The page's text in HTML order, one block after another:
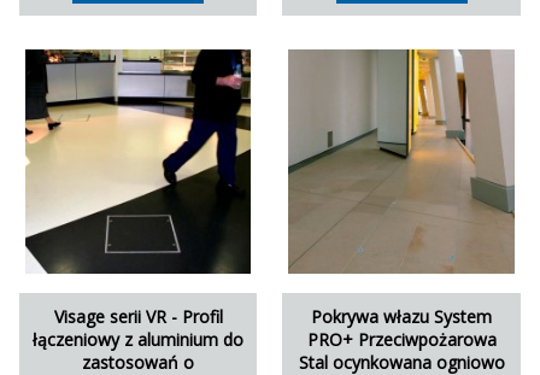
Visage serii VR - Profil
łączeniowy z aluminium do
zastosowań o
Pokrywa włazu System
PRO+ Przeciwpożarowa
Stal ocynkowana ogniowo